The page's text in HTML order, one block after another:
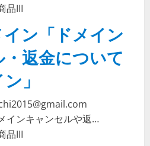
品III
ン「ドメイン
返金について
」
インキャンセルや返…
品III